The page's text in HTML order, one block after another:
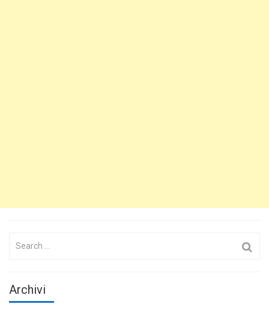
Search
Archivi